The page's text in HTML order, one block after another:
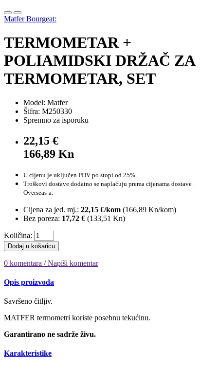
Matfer Bourgeat:
TERMOMETAR +
POLIAMIDSKI DRŽAČ ZA
TERMOMETAR, SET
Model: Matfer
Šifra: M250330
Spremno za isporuku
22,15 €
166,89 Kn
U cijenu je uključen PDV po stopi od 25%.
Troškovi dostave dodatno se naplaćuju prema cijenama dostave
Overseas-a.
Cijena za jed. mj.: 22,15 €/kom (166,89 Kn/kom)
Bez poreza: 17,72 € (133,51 Kn)
Količina:
Dodaj u košaricu
0 komentara / Napiši komentar
Opis proizvoda
Savršeno čitljiv.
MATFER termometri koriste posebnu tekućinu.
Garantirano ne sadrže živu.
Karakteristike